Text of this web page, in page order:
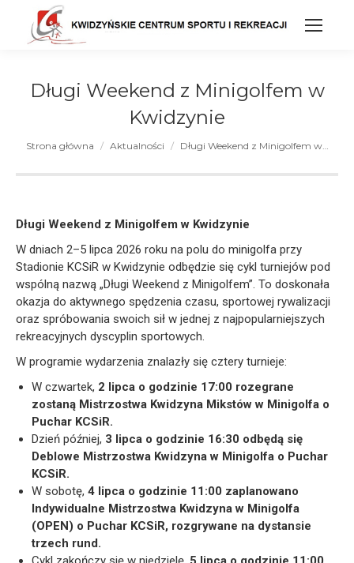
strona
systemDługi Weekend z Minigolfem w
Kwidzynie
Jesteś tutaj:
Strona główna Aktualności Długi Weekend z Minigolfem w…
Długi Weekend z Minigolfem w Kwidzynie
W dniach 2–5 lipca 2026 roku na polu do minigolfa przy
Stadionie KCSiR w Kwidzynie odbędzie się cykl turniejów pod
wspólną nazwą „Długi Weekend z Minigolfem”. To doskonała
okazja do aktywnego spędzenia czasu, sportowej rywalizacji
oraz spróbowania swoich sił w jednej z najpopularniejszych
rekreacyjnych dyscyplin sportowych.
W programie wydarzenia znalazły się cztery turnieje:
W czwartek, 2 lipca o godzinie 17:00 rozegrane
zostaną Mistrzostwa Kwidzyna Mikstów w Minigolfa o
Puchar KCSiR.
Dzień później, 3 lipca o godzinie 16:30 odbędą się
Deblowe Mistrzostwa Kwidzyna w Minigolfa o Puchar
KCSiR.
W sobotę, 4 lipca o godzinie 11:00 zaplanowano
Indywidualne Mistrzostwa Kwidzyna w Minigolfa
(OPEN) o Puchar KCSiR, rozgrywane na dystansie
trzech rund.